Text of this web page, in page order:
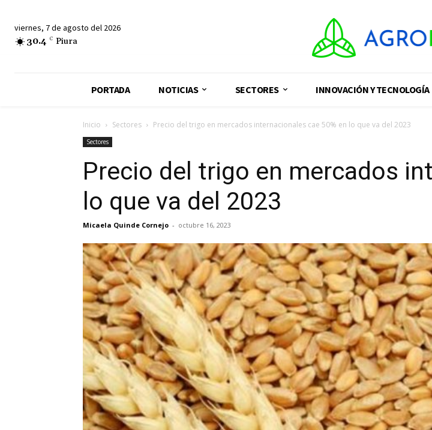
viernes, 7 de agosto del 2026
30.4 C Piura
PORTADA NOTICIAS SECTORES INNOVACIÓN Y TECNOLOGÍA
Inicio Sectores Precio del trigo en mercados internacionales cae 50% en lo que va del 2023
Sectores
Precio del trigo en mercados
lo que va del 2023
Micaela Quinde Cornejo - octubre 16, 2023